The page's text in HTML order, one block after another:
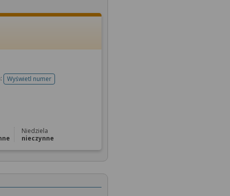
Wyświetl numertelefonu do rejestracji
Niedziela
nieczynne